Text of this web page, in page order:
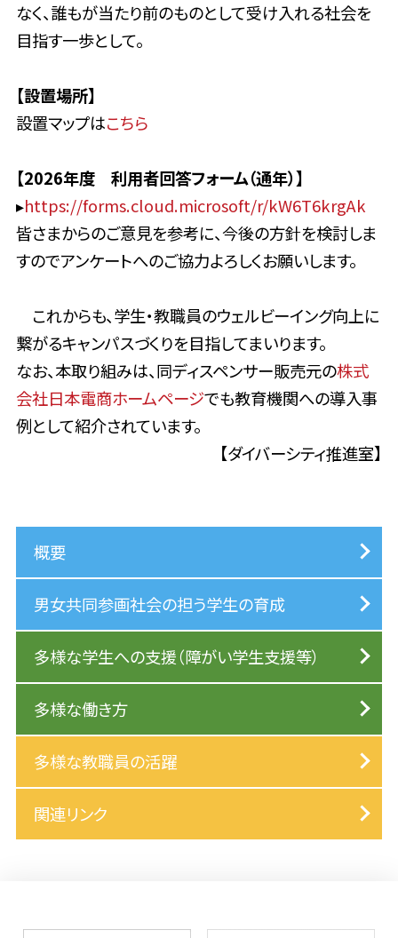
なく、誰もが当たり前のものとして受け入れる社会を
目指す一歩として。
【設置場所】
設置マップはこちら
【2026年度 利用者回答フォーム（通年）】
▸https://forms.cloud.microsoft/r/kW6T6krgAk
皆さまからのご意見を参考に、今後の方針を検討しま
すのでアンケートへのご協力よろしくお願いします。
これからも、学生・教職員のウェルビーイング向上に
繋がるキャンパスづくりを目指してまいります。
なお、本取り組みは、同ディスペンサー販売元の株式
会社日本電商ホームページでも教育機関への導入事
例として紹介されています。
【ダイバーシティ推進室】
概要
男女共同参画社会の担う学生の育成
多様な学生への支援（障がい学生支援等）
多様な働き方
多様な教職員の活躍
関連リンク